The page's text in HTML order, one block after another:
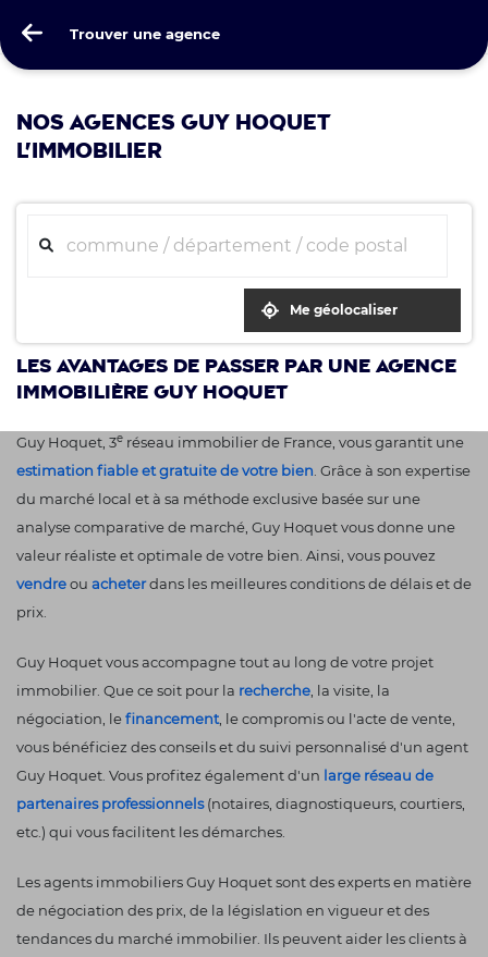
Trouver une agence
Guy Hoquet
NOS AGENCES GUY HOQUET
L'IMMOBILIER
Me géolocaliser
Les avantages de passer par une agence
immobilière Guy Hoquet
Guy Hoquet, 3e réseau immobilier de France, vous garantit une
estimation fiable et gratuite de votre bien . Grâce à son expertise
du marché local et à sa méthode exclusive basée sur une
analyse comparative de marché, Guy Hoquet vous donne une
valeur réaliste et optimale de votre bien. Ainsi, vous pouvez
vendreou acheterdans les meilleures conditions de délais et de
prix.
Guy Hoquet vous accompagne tout au long de votre projet
immobilier. Que ce soit pour la recherche , la visite, la
négociation, lefinancement , le compromis ou l'acte de vente,
vous bénéficiez des conseils et du suivi personnalisé d'un agent
Guy Hoquet. Vous profitez également d'un large réseau de
partenaires professionnels(notaires, diagnostiqueurs, courtiers,
etc.) qui vous facilitent les démarches.
Les agents immobiliers Guy Hoquet sont des experts en matière
de négociation des prix, de la législation en vigueur et des
tendances du marché immobilier. Ils peuvent aider les clients à